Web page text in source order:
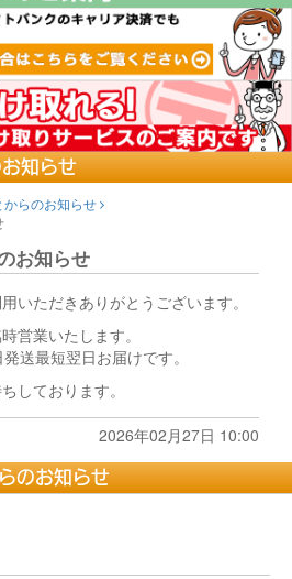
知らせ
からのお知らせ
お知らせ
いただきありがとうございます。
営業いたします。
送最短翌日お届けです。
しております。
2026年02月27日 10:00
のお知らせ